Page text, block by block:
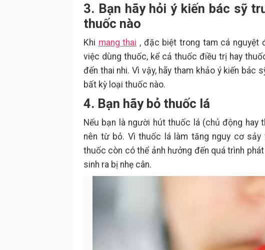
3. Bạn hãy hỏi ý kiến bác sỹ
thuốc nào
Khi mang thai , đặc biệt trong tam cá nguyệt
việc dùng thuốc, kể cả thuốc điều trị hay
đến thai nhi. Vì vậy, hãy tham khảo ý kiến
bất kỳ loại thuốc nào.
4. Bạn hãy bỏ thuốc lá
Nếu bạn là người hút thuốc lá (chủ động
nên từ bỏ. Vì thuốc lá làm tăng nguy cơ sảy
thuốc còn có thể ảnh hưởng đến quá trình
sinh ra bị nhẹ cân.